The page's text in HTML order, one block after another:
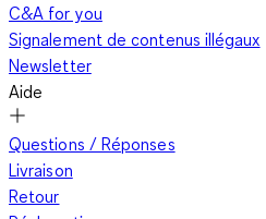
C&A for you
Signalement de contenus illégaux
Newsletter
Aide
Questions / Réponses
Livraison
Retour